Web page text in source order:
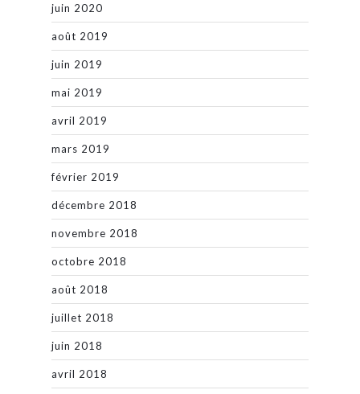
juin 2020
août 2019
juin 2019
mai 2019
avril 2019
mars 2019
février 2019
décembre 2018
novembre 2018
octobre 2018
août 2018
juillet 2018
juin 2018
avril 2018